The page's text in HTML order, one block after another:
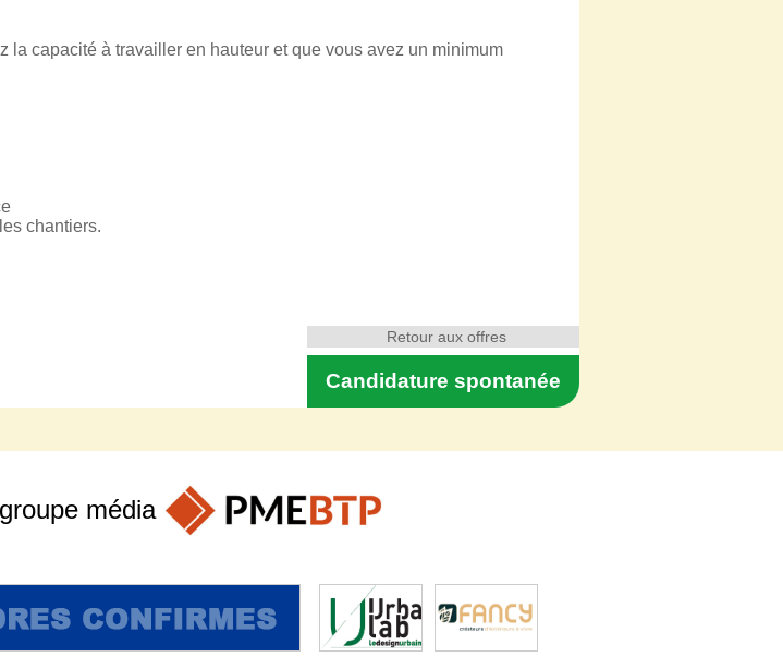
capacité à travailler en hauteur et que vous avez un minimum
chantiers.
Candidature spontanée
Retour aux offres
média